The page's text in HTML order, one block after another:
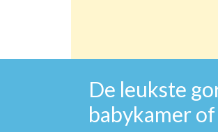
De leukste
babykamer